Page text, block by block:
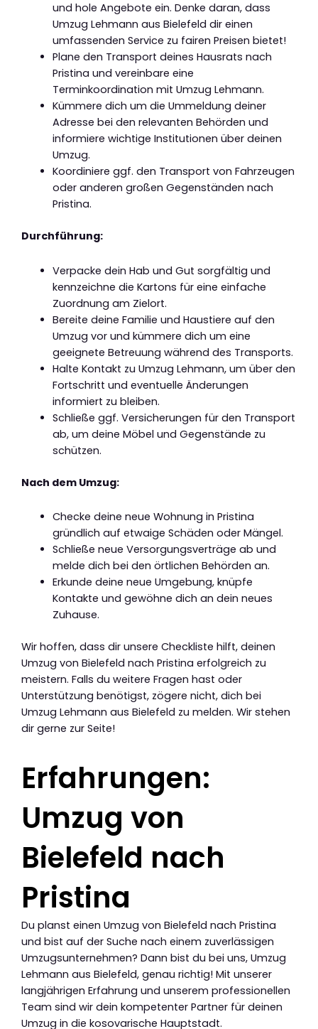
und hole Angebote ein. Denke daran, dass
Umzug Lehmann aus Bielefeld dir einen
umfassenden Service zu fairen Preisen bietet!
Plane den Transport deines Hausrats nach
Pristina und vereinbare eine
Terminkoordination mit Umzug Lehmann.
Kümmere dich um die Ummeldung deiner
Adresse bei den relevanten Behörden und
informiere wichtige Institutionen über deinen
Umzug.
Koordiniere ggf. den Transport von Fahrzeugen
oder anderen großen Gegenständen nach
Pristina.
Durchführung:
Verpacke dein Hab und Gut sorgfältig und
kennzeichne die Kartons für eine einfache
Zuordnung am Zielort.
Bereite deine Familie und Haustiere auf den
Umzug vor und kümmere dich um eine
geeignete Betreuung während des Transports.
Halte Kontakt zu Umzug Lehmann, um über den
Fortschritt und eventuelle Änderungen
informiert zu bleiben.
Schließe ggf. Versicherungen für den Transport
ab, um deine Möbel und Gegenstände zu
schützen.
Nach dem Umzug:
Checke deine neue Wohnung in Pristina
gründlich auf etwaige Schäden oder Mängel.
Schließe neue Versorgungsverträge ab und
melde dich bei den örtlichen Behörden an.
Erkunde deine neue Umgebung, knüpfe
Kontakte und gewöhne dich an dein neues
Zuhause.
Wir hoffen, dass dir unsere Checkliste hilft, deinen
Umzug von Bielefeld nach Pristina erfolgreich zu
meistern. Falls du weitere Fragen hast oder
Unterstützung benötigst, zögere nicht, dich bei
Umzug Lehmann aus Bielefeld zu melden. Wir stehen
dir gerne zur Seite!
Erfahrungen:
Umzug von
Bielefeld nach
Pristina
Du planst einen Umzug von Bielefeld nach Pristina
und bist auf der Suche nach einem zuverlässigen
Umzugsunternehmen? Dann bist du bei uns, Umzug
Lehmann aus Bielefeld, genau richtig! Mit unserer
langjährigen Erfahrung und unserem professionellen
Team sind wir dein kompetenter Partner für deinen
Umzug in die kosovarische Hauptstadt.